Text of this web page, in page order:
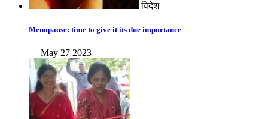
विदेश
Menopause: time to give it its due importance
— May 27 2023